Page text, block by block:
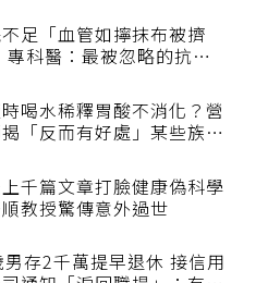
不足「血管如擰抹布被擠
專科醫：最被忽略的抗老
時喝水稀釋胃酸不消化？營
揭「反而有好處」某些族群
上千篇文章打臉健康偽科學
順教授驚傳意外過世
男存2千萬提早退休 接信用